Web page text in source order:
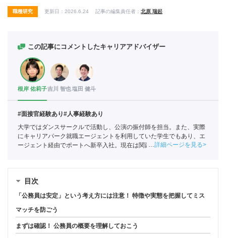
職種研究 更新日： 2026.6.24 記事の編集責任者： 北原 瑞起
この記事にコメントしたキャリアアドバイザー
根岸 佑莉子吉川 智也塩田 健斗
#面接官経験あり#人事経験あり
大学ではダンスサークルで活動し、公演の振付師を担当。また、実際
にキャリアパーク就職エージェントを利用していた学生でもあり、エ
ージェント経由でポートへ新卒入社。現在は関西の学生への支援を中
詳細ページを見る
目次
「公務員は安定」という考え方には注意！ 特徴や実態を把握してミス
マッチを防ごう
まずは確認！ 公務員の概要を理解しておこう